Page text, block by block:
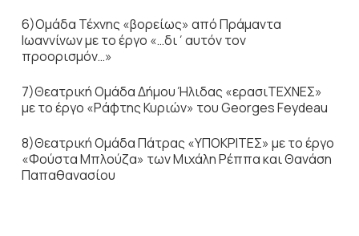
6)Ομάδα Τέχνης «βορείως» από Πράμαντα
Ιωαννίνων με το έργο «…δι΄αυτόν τον
προορισμόν…»
7)Θεατρική Ομάδα Δήμου Ήλιδας «ερασιΤΕΧΝΕΣ»
με το έργο «Ράφτης Κυριών» του Georges Feydeau
8)Θεατρική Ομάδα Πάτρας «ΥΠΟΚΡΙΤΕΣ» με το έργο
«Φούστα Μπλούζα» των Μιχάλη Ρέππα και Θανάση
Παπαθανασίου